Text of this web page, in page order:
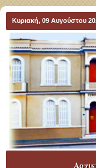
Κυριακή, 09 Αυγούστου